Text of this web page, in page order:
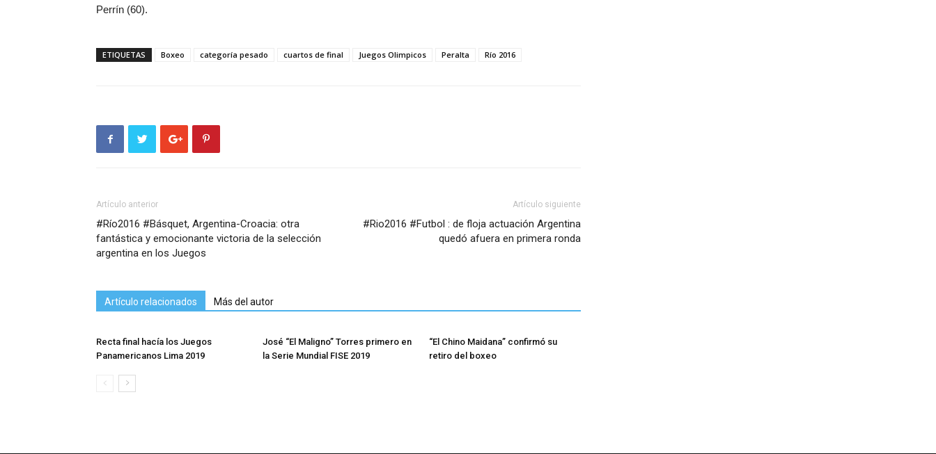
Perrín (60).
ETIQUETAS Boxeo categoría pesado cuartos de final Juegos Olimpicos Peralta Río 2016
Artículo anterior
#Río2016 #Básquet, Argentina-Croacia: otra
fantástica y emocionante victoria de la selección
argentina en los Juegos
Artículo siguiente
#Rio2016 #Futbol : de floja actuación Argentina
quedó afuera en primera ronda
Artículo relacionados Más del autor
Recta final hacía los Juegos
Panamericanos Lima 2019
José “El Maligno” Torres primero en
la Serie Mundial FISE 2019
“El Chino Maidana” confirmó su
retiro del boxeo